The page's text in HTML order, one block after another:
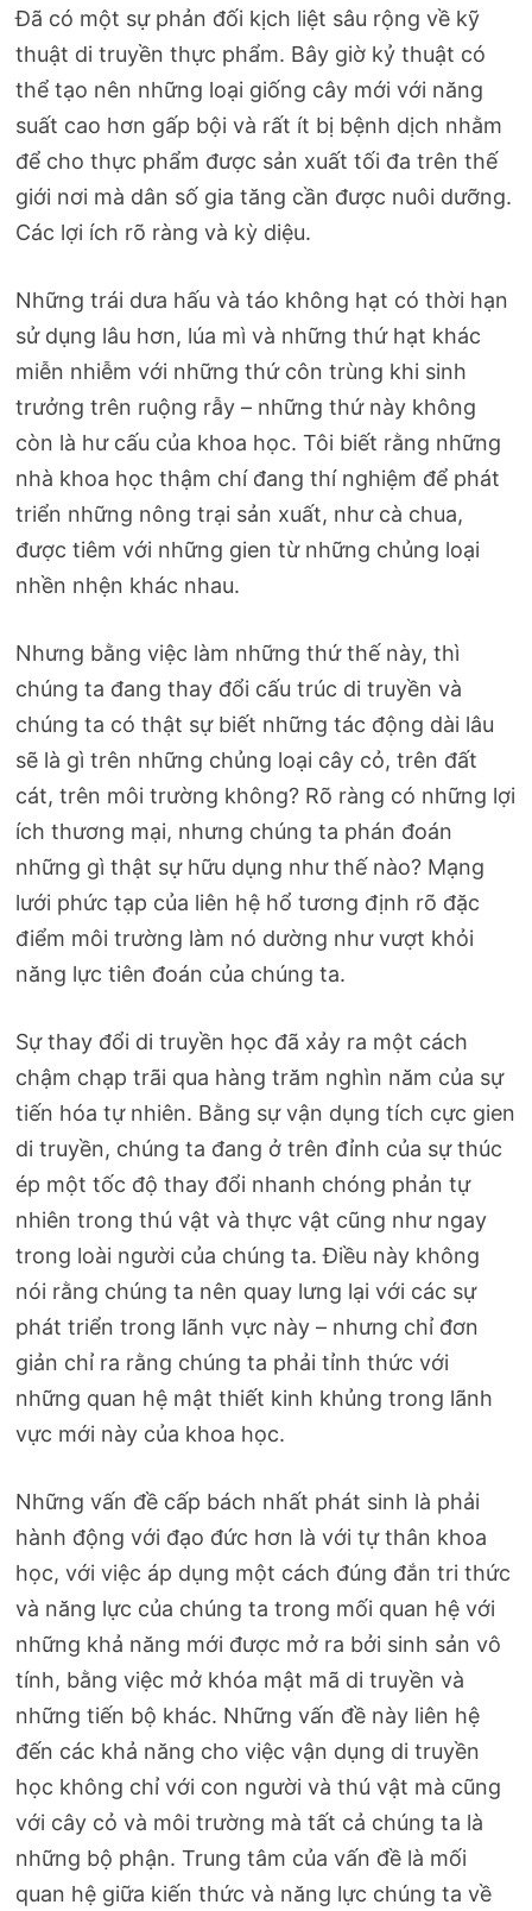
Đã có một sự phản đối kịch liệt sâu rộng về kỹ
thuật di truyền thực phẩm. Bây giờ kỷ thuật có
thể tạo nên những loại giống cây mới với năng
suất cao hơn gấp bội và rất ít bị bệnh dịch nhằm
để cho thực phẩm được sản xuất tối đa trên thế
giới nơi mà dân số gia tăng cần được nuôi dưỡng.
Các lợi ích rõ ràng và kỳ diệu.
Những trái dưa hấu và táo không hạt có thời hạn
sử dụng lâu hơn, lúa mì và những thứ hạt khác
miễn nhiễm với những thứ côn trùng khi sinh
trưởng trên ruộng rẫy – những thứ này không
còn là hư cấu của khoa học. Tôi biết rằng những
nhà khoa học thậm chí đang thí nghiệm để phát
triển những nông trại sản xuất, như cà chua,
được tiêm với những gien từ những chủng loại
nhền nhện khác nhau.
Nhưng bằng việc làm những thứ thế này, thì
chúng ta đang thay đổi cấu trúc di truyền và
chúng ta có thật sự biết những tác động dài lâu
sẽ là gì trên những chủng loại cây cỏ, trên đất
cát, trên môi trường không? Rõ ràng có những lợi
ích thương mại, nhưng chúng ta phán đoán
những gì thật sự hữu dụng như thế nào? Mạng
lưới phức tạp của liên hệ hổ tương định rõ đặc
điểm môi trường làm nó dường như vượt khỏi
năng lực tiên đoán của chúng ta.
Sự thay đổi di truyền học đã xảy ra một cách
chậm chạp trãi qua hàng trăm nghìn năm của sự
tiến hóa tự nhiên. Bằng sự vận dụng tích cực gien
di truyền, chúng ta đang ở trên đỉnh của sự thúc
ép một tốc độ thay đổi nhanh chóng phản tự
nhiên trong thú vật và thực vật cũng như ngay
trong loài người của chúng ta. Điều này không
nói rằng chúng ta nên quay lưng lại với các sự
phát triển trong lãnh vực này – nhưng chỉ đơn
giản chỉ ra rằng chúng ta phải tỉnh thức với
những quan hệ mật thiết kinh khủng trong lãnh
vực mới này của khoa học.
Những vấn đề cấp bách nhất phát sinh là phải
hành động với đạo đức hơn là với tự thân khoa
học, với việc áp dụng một cách đúng đắn tri thức
và năng lực của chúng ta trong mối quan hệ với
những khả năng mới được mở ra bởi sinh sản vô
tính, bằng việc mở khóa mật mã di truyền và
những tiến bộ khác. Những vấn đề này liên hệ
đến các khả năng cho việc vận dụng di truyền
học không chỉ với con người và thú vật mà cũng
với cây cỏ và môi trường mà tất cả chúng ta là
những bộ phận. Trung tâm của vấn đề là mối
quan hệ giữa kiến thức và năng lực chúng ta về